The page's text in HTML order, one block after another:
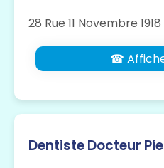
28 Rue 11 Novembre
☎
Dentiste Docteur